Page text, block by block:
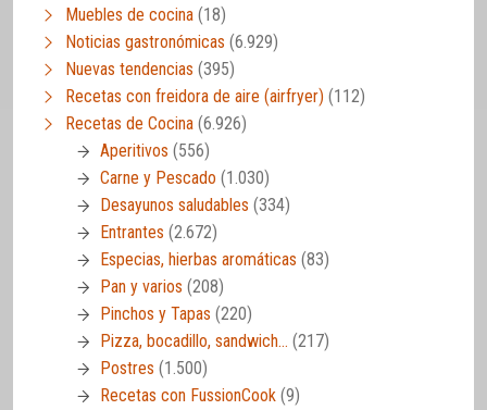
Muebles de cocina (18)
Noticias gastronómicas (6.929)
Nuevas tendencias (395)
Recetas con freidora de aire (airfryer) (112)
Recetas de Cocina (6.926)
Aperitivos (556)
Carne y Pescado (1.030)
Desayunos saludables (334)
Entrantes (2.672)
Especias, hierbas aromáticas (83)
Pan y varios (208)
Pinchos y Tapas (220)
Pizza, bocadillo, sandwich… (217)
Postres (1.500)
Recetas con FussionCook (9)